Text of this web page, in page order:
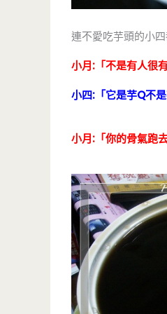
連不愛吃芋頭的小
小月:「不是有人很
小四:「它是芋Q不是
小月:「你的骨氣跑